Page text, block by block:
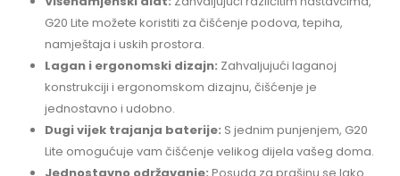
G20 Lite možete koristiti za čišćenje podova, tepiha,
namještaja i uskih prostora.
Lagan i ergonomski dizajn: Zahvaljujući laganoj
konstrukciji i ergonomskom dizajnu, čišćenje je
jednostavno i udobno.
Dugi vijek trajanja baterije: S jednim punjenjem, G20
Lite omogućuje vam čišćenje velikog dijela vašeg doma.